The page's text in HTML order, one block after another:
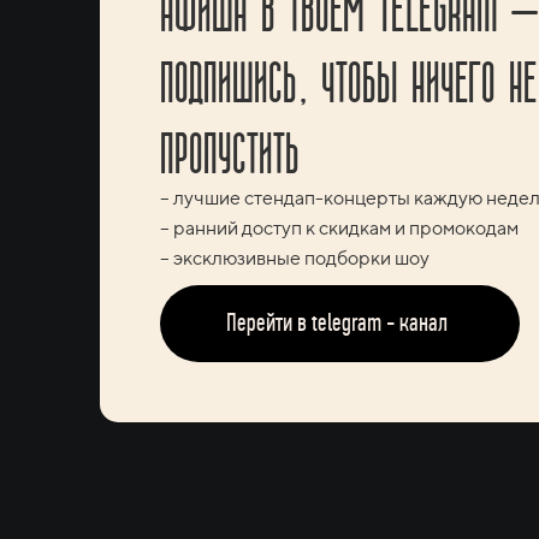
ПОДПИШИСЬ, ЧТОБЫ НИЧЕГО НЕ
ПРОПУСТИТЬ
– лучшие стендап-концерты каждую
– ранний доступ к скидкам и промокодам
– эксклюзивные подборки шоу
Перейти в telegram - канал